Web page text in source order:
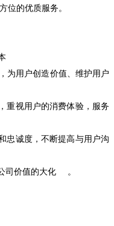
位的优质服务。
为用户创造价值、维护用户
重视用户的消费体验，服务
忠诚度，不断提高与用户沟
司价值的大化 。